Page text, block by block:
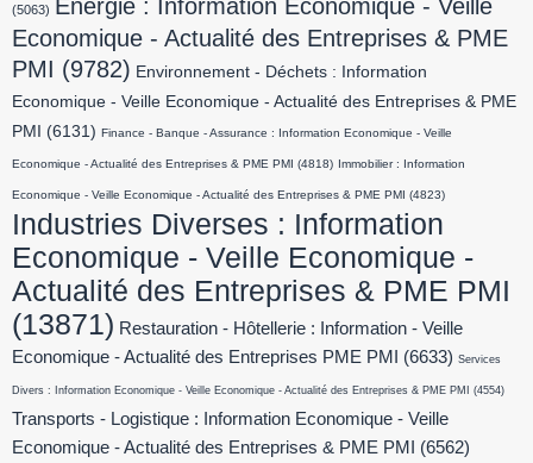
(5063) Energie : Information Economique - Veille
Economique - Actualité des Entreprises & PME
PMI (9782) Environnement - Déchets : Information
Economique - Veille Economique - Actualité des Entreprises & PME
PMI
(6131) Finance - Banque - Assurance : Information Economique - Veille
Economique - Actualité des Entreprises & PME PMI (4818) Immobilier : Information
Economique - Veille Economique - Actualité des Entreprises & PME PMI (4823)
Industries Diverses : Information
Economique - Veille Economique -
Actualité des Entreprises & PME PMI
(13871) Restauration - Hôtellerie : Information - Veille
Economique - Actualité des Entreprises PME PMI
(6633) Services
Divers : Information Economique - Veille Economique - Actualité des Entreprises & PME PMI (4554)
Transports - Logistique : Information Economique - Veille
Economique - Actualité des Entreprises & PME PMI
(6562)